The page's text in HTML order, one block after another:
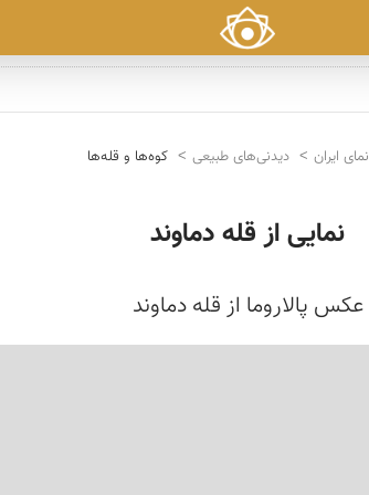
نمای ایران دیدنی‌های طبیعی کوه‌ها و قله‌ها
نمایى از قله دماوند
عكس پالاروما از قله دماوند